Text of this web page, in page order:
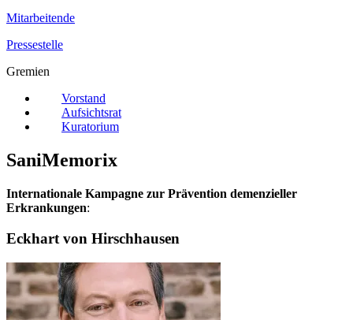
Mitarbeitende
Pressestelle
Gremien
Vorstand
Aufsichtsrat
Kuratorium
SaniMemorix
Internationale Kampagne zur Prävention demenzieller
Erkrankungen:
Eckhart von Hirschhausen